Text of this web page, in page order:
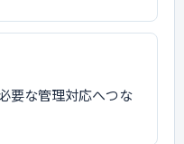
要な管理対応へつな